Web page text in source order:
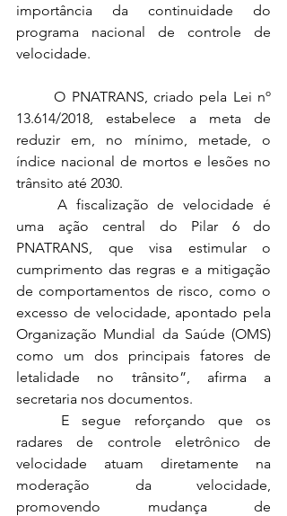
importância da continuidade do
programa nacional de controle de
velocidade.
	O PNATRANS, criado pela Lei nº
13.614/2018, estabelece a meta de
reduzir em, no mínimo, metade, o
índice nacional de mortos e lesões no
trânsito até 2030.
uma ação central do Pilar 6 do
PNATRANS, que visa estimular o
cumprimento das regras e a mitigação
de comportamentos de risco, como o
excesso de velocidade, apontado pela
Organização Mundial da Saúde (OMS)
como um dos principais fatores de
letalidade no trânsito”, afirma a
secretaria nos documentos.
radares de controle eletrônico de
velocidade atuam diretamente na
moderação da velocidade,
promovendo mudança de